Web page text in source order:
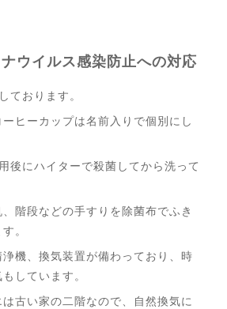
ウイルス感染防止への対応
ております。
ヒーカップは名前入りで個別にし
後にハイターで殺菌してから洗って
階段などの手すりを除菌布でふき
。
機、換気装置が備わっており、時
しています。
古い家の二階なので、自然換気に